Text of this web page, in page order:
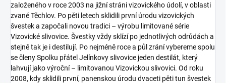
založeného v roce 2003 na jižní stráni vizovického údolí, v oblasti
zvané Těchlov. Po pěti letech sklidili první úrodu vizovických
švestek a započali novou tradici – výrobu limitované série
Vizovické slivovice. Švestky vždy sklízí po jednotlivých odrůdách a
stejně tak je i destilují. Po nejméně roce a půl zrání vybereme spolu
se členy Spolku přátel Jelínkovy slivovice jeden destilát, který
lahvují jako výroční – limitovanou Vizovickou slivovici. Od roku
2008, kdy sklidili první, panenskou úrodu dvaceti pěti tun švestek